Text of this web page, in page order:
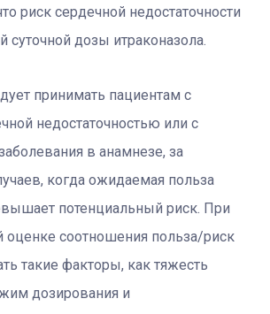
риск сердечной недостаточности
суточной дозы итраконазола.
принимать пациентам с
недостаточностью или с
в анамнезе, за
когда ожидаемая польза
потенциальный риск. При
оценке соотношения польза/риск
такие факторы, как тяжесть
дозирования и